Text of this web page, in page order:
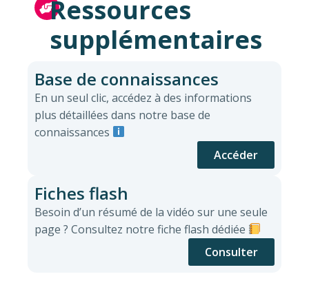
Ressources
supplémentaires
Base de connaissances
En un seul clic, accédez à des informations
plus détaillées dans notre base de
connaissances
Accéder
Fiches flash
Besoin d’un résumé de la vidéo sur une seule
page ? Consultez notre fiche flash dédiée
Consulter